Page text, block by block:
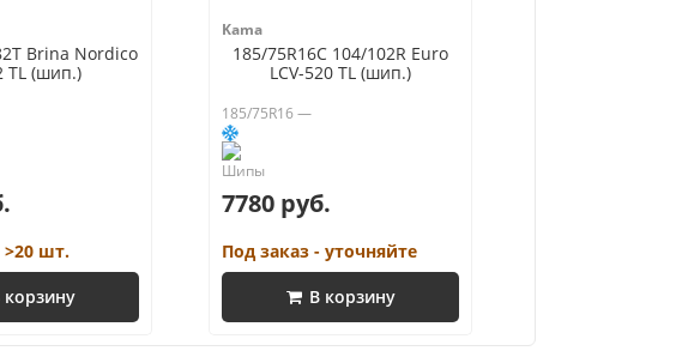
Brina Nordico
TL (шип.)
>20 шт.
корзину
Kama
185/75R16C 104/102R Euro
LCV-520 TL (шип.)
185/75R16 —
7780 руб.
Под заказ - уточняйте
В корзину